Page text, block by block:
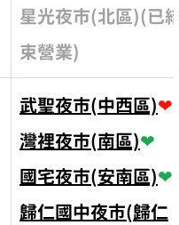
星光夜市(北區)(已結
束營業)
武聖夜市(中西區)❤
灣裡夜市(南區)❤
國宅夜市(安南區)❤
歸仁國中夜市(歸仁